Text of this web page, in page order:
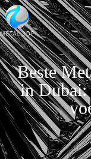
Beste
in Dubai: